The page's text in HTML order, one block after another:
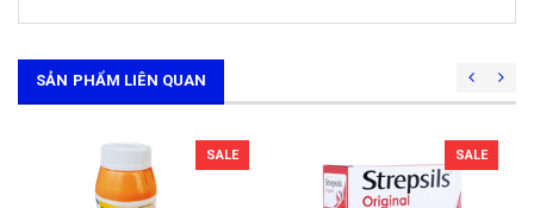
SẢN PHẨM LIÊN QUAN
SALE SALE